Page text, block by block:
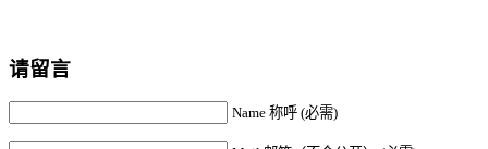
请留言
Name 称呼 (必需)